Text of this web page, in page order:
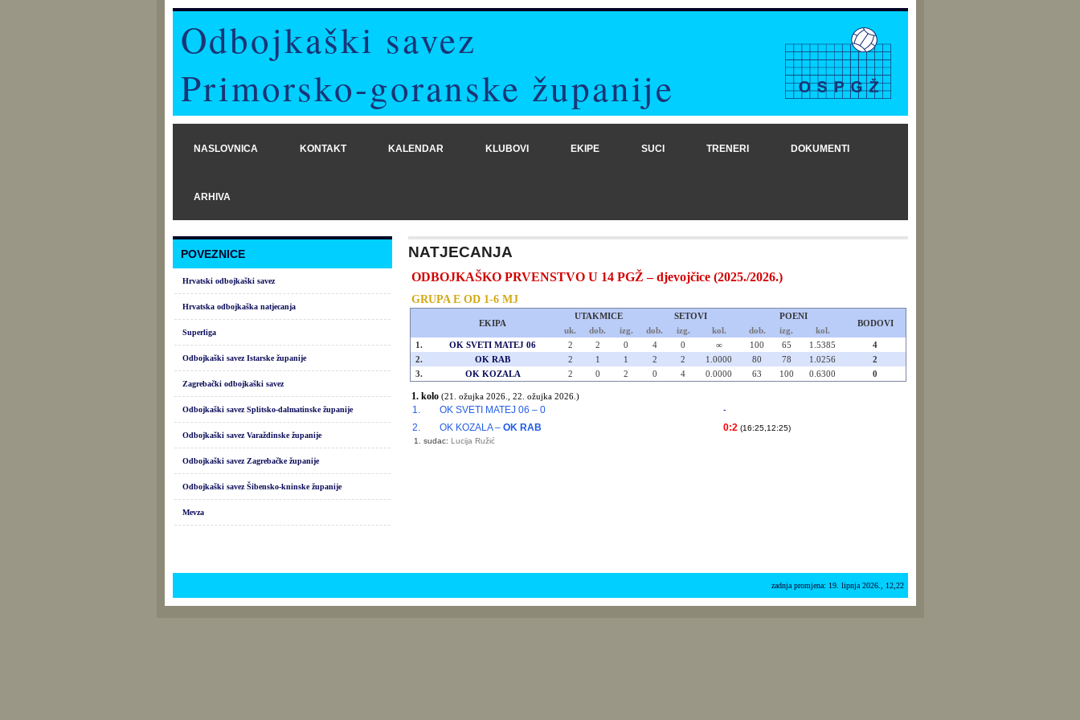
Odbojkaški savez
Primorsko-goranske županije
NASLOVNICA KONTAKT KALENDAR KLUBOVI EKIPE SUCI TRENERI DOKUMENTI
ARHIVA
POVEZNICE
Hrvatski odbojkaški savez
Hrvatska odbojkaška natjecanja
Superliga
Odbojkaški savez Istarske županije
Zagrebački odbojkaški savez
Odbojkaški savez Splitsko-dalmatinske županije
Odbojkaški savez Varaždinske županije
Odbojkaški savez Zagrebačke županije
Odbojkaški savez Šibensko-kninske županije
Mevza
NATJECANJA
ODBOJKAŠKO PRVENSTVO U 14 PGŽ – djevojčice (2025./2026.)
GRUPA E OD 1-6 MJ
EKIPA
UTAKMICE SETOVI POENI
BODOVI
uk. dob. izg. dob. izg. kol. dob. izg.
kol.
1.
OK SVETI MATEJ 06 2 2 0 4 0 ∞ 100 65 1.5385
4
2.
OK RAB 2 1 1 2 2 1.0000 80 78 1.0256
2
3.
OK KOZALA 2 0 2 0 4 0.0000 63 100 0.6300 0
1. kolo (21. ožujka 2026., 22. ožujka 2026.)
1. OK SVETI MATEJ 06 – 0 -
2. OK KOZALA – OK RAB 0:2 (16:25,12:25)
1. sudac: Lucija Ružić
zadnja promjena: 19. lipnja 2026., 12,22